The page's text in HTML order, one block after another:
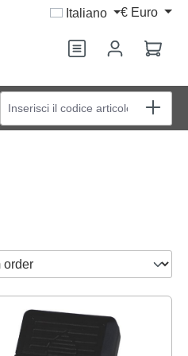
Italiano € Euro
Il